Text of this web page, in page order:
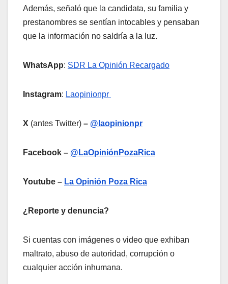
Además, señaló que la candidata, su familia y
prestanombres se sentían intocables y pensaban
que la información no saldría a la luz.
WhatsApp: SDR La Opinión Recargado
Instagram: Laopinionpr
X (antes Twitter) – @laopinionpr
Facebook – @LaOpiniónPozaRica
Youtube – La Opinión Poza Rica
¿Reporte y denuncia?
Si cuentas con imágenes o video que exhiban
maltrato, abuso de autoridad, corrupción o
cualquier acción inhumana.